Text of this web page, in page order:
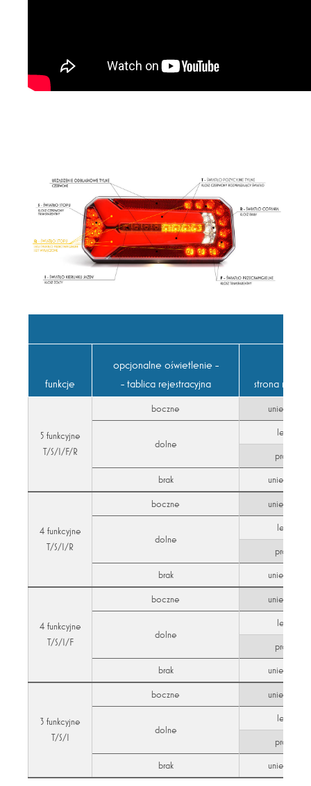
funkcje
opcjonalne oświetlenie -
- tablica rejestracyjna
strona
5 funkcyjne
T/S/I/F/R
boczne uniersalna
dolne
lewa
prawa
brak uniersalna
4 funkcyjne
T/S/I/R
boczne uniersalna
dolne
lewa
prawa
brak uniersalna
4 funkcyjne
T/S/I/F
boczne uniersalna
dolne
lewa
prawa
brak uniersalna
3 funkcyjne
T/S/I
boczne uniersalna
dolne
lewa
prawa
brak uniersalna